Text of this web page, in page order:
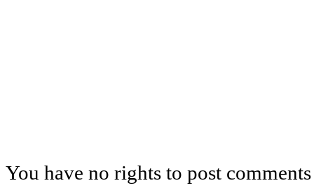
You have no rights to post comments